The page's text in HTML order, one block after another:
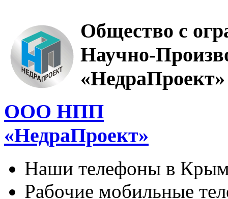
Общество с
Научно-
«НедраПроект»
ООО НПП
«НедраПроект»
Наши телефоны в
Рабочие мобильные